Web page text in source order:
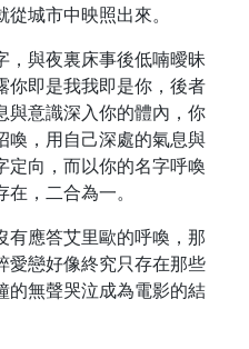
城市中映照出來。
，與夜裏床事後低喃曖昧
你即是我我即是你，後者
與意識深入你的體內，你
喚，用自己深處的氣息與
定向，而以你的名字呼喚
，二合為一。
有應答艾里歐的呼喚，那
愛戀好像終究只存在那些
的無聲哭泣成為電影的結